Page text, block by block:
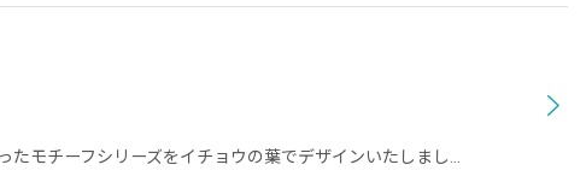
チーフシリーズをイチョウの葉でデザインいたしまし…